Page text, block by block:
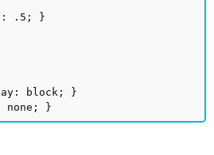
.5; }
block; }
none; }